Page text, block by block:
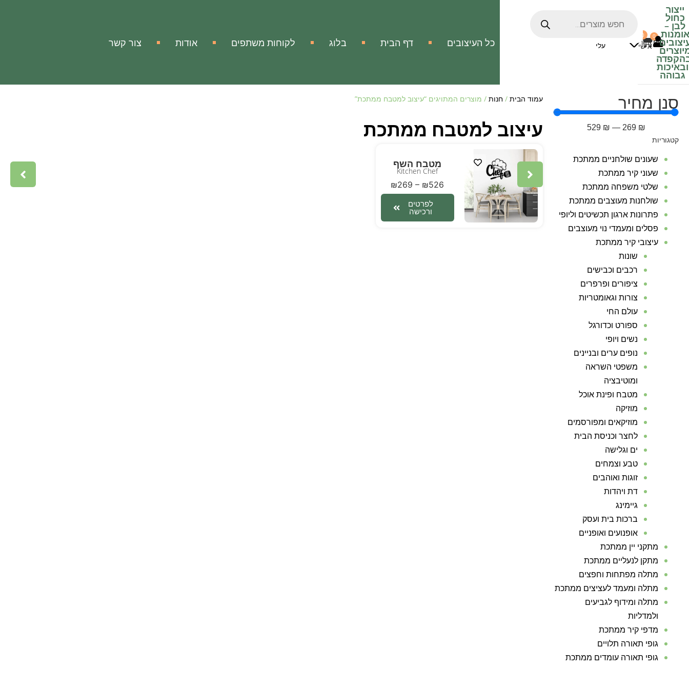
ייצור
כחול
לבן –
אומנות
ובאיכות
גבוהה
₪0
0
עלי
0
אזור
אישי כל העיצובים דף הבית בלוג לקוחות משתפים אודות צור קשר
סנן מחיר
₪
269
—
₪
529
קטגוריות
שעונים שולחניים ממתכת
שעוני קיר ממתכת
שלטי משפחה ממתכת
שולחנות מעוצבים ממתכת
פתרונות ארגון תכשיטים וליופי
פסלים ומעמדי נוי מעוצבים
עיצובי קיר ממתכת
שונות
רכבים וכבישים
ציפורים ופרפרים
צורות וגאומטריות
עולם החי
ספורט וכדורגל
נשים ויופי
נופים ערים ובניינים
משפטי השראה
ומוטיבציה
מטבח ופינת אוכל
מוזיקה
מוזיקאים ומפורסמים
לחצר וכניסת הבית
ים וגלישה
טבע וצמחים
זוגות ואוהבים
דת ויהדות
גיימינג
ברכות בית ועסק
אופנועים ואופניים
מתקני יין ממתכת
מתקן לנעליים ממתכת
מתלה מפתחות וחפצים
מתלה ומעמד לעציצים ממתכת
מתלה ומידוף לגביעים
ולמדליות
מדפי קיר ממתכת
גופי תאורה תלויים
גופי תאורה עומדים ממתכת
עמוד הבית/ חנות/ מוצרים המתויגים “עיצוב למטבח ממתכת”
עיצוב למטבח ממתכת
מטבח השף
Kitchen Chef
₪269 – ₪526
לפרטים
ורכישה